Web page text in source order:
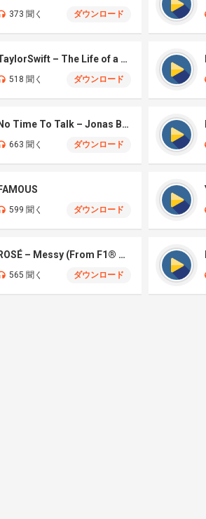
373 聞く ダウンロード
TaylorSwift – The Life of a Showgirl
518 聞く ダウンロード
No Time To Talk – Jonas Brothers
663 聞く ダウンロード
FAMOUS
599 聞く ダウンロード
ROSÉ – Messy (From F1® The Movie)
565 聞く ダウンロード